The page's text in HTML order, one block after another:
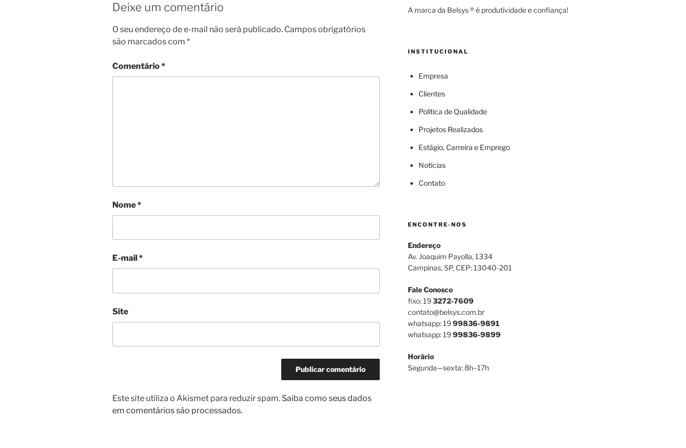
Deixe um comentário
O seu endereço de e-mail não será publicado. Campos obrigatórios
são marcados com *
Comentário*
Nome*
E-mail *
Site
Este site utiliza o Akismet para reduzir spam. Saiba como seus dados
em comentários são processados.
A marca da Belsys ® é produtividade e confiança!
INSTITUCIONAL
Empresa
Clientes
Política de Qualidade
Projetos Realizados
Estágio, Carreira e Emprego
Notícias
Contato
ENCONTRE-NOS
Endereço
Av. Joaquim Payolla, 1334
Campinas, SP, CEP: 13040-201
Fale Conosco
fixo: 193272-7609
contato@belsys.com.br
whatsapp: 1999836-9891
whatsapp: 1999836-9899
Horário
Segunda—sexta: 8h–17h